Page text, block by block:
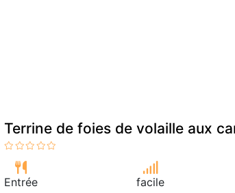
Terrine de foies de volaille aux
Entrée facile